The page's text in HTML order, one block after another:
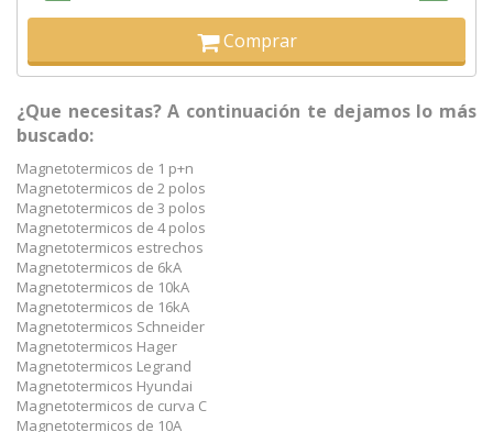
Comprar
¿Que necesitas? A continuación te dejamos lo más
buscado:
Magnetotermicos de 1 p+n
Magnetotermicos de 2 polos
Magnetotermicos de 3 polos
Magnetotermicos de 4 polos
Magnetotermicos estrechos
Magnetotermicos de 6kA
Magnetotermicos de 10kA
Magnetotermicos de 16kA
Magnetotermicos Schneider
Magnetotermicos Hager
Magnetotermicos Legrand
Magnetotermicos Hyundai
Magnetotermicos de curva C
Magnetotermicos de 10A